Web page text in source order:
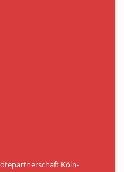
Köln-